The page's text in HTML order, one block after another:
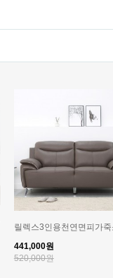
릴렉스3인용천연면피가
441,000원
520,000원